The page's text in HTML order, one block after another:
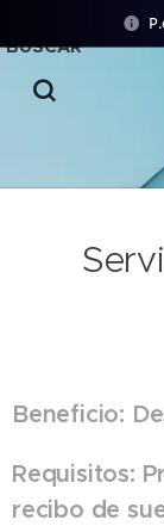
BUSCAR
Beneficio:
Requisitos:
recibo de